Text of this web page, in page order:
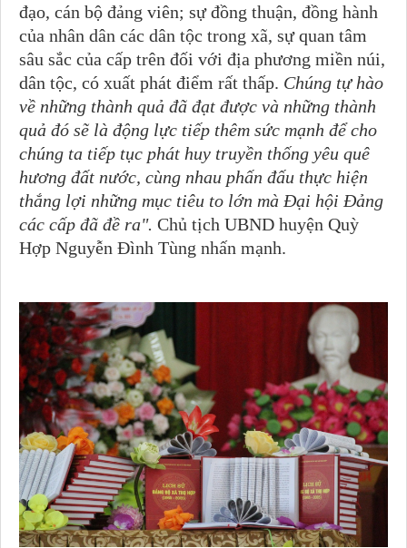
đạo, cán bộ đảng viên; sự đồng thuận, đồng hành
của nhân dân các dân tộc trong xã, sự quan tâm
sâu sắc của cấp trên đối với địa phương miền núi,
dân tộc, có xuất phát điểm rất thấp. Chúng tự hào
về những thành quả đã đạt được và những thành
quả đó sẽ là động lực tiếp thêm sức mạnh để cho
chúng ta tiếp tục phát huy truyền thống yêu quê
hương đất nước, cùng nhau phấn đấu thực hiện
thắng lợi những mục tiêu to lớn mà Đại hội Đảng
các cấp đã đề ra". Chủ tịch UBND huyện Quỳ
Hợp Nguyễn Đình Tùng nhấn mạnh.